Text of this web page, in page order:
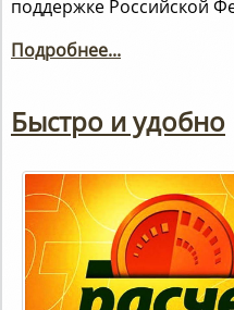
поддержке Российской
Подробнее...
Быстро и удобно